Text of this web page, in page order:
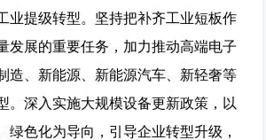
提级转型。坚持把补齐工业短板作
发展的重要任务，加力推动高端电子
造、新能源、新能源汽车、新轻奢等
。深入实施大规模设备更新政策，以
绿色化为导向，引导企业转型升级，